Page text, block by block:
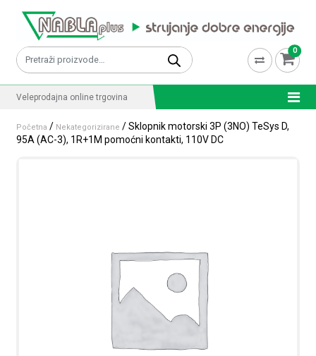
Pretraži: 0
Veleprodajna online trgovina
Početna / Nekategorizirane / Sklopnik motorski 3P (3NO) TeSys D,
95A (AC-3), 1R+1M pomoćni kontakti, 110V DC